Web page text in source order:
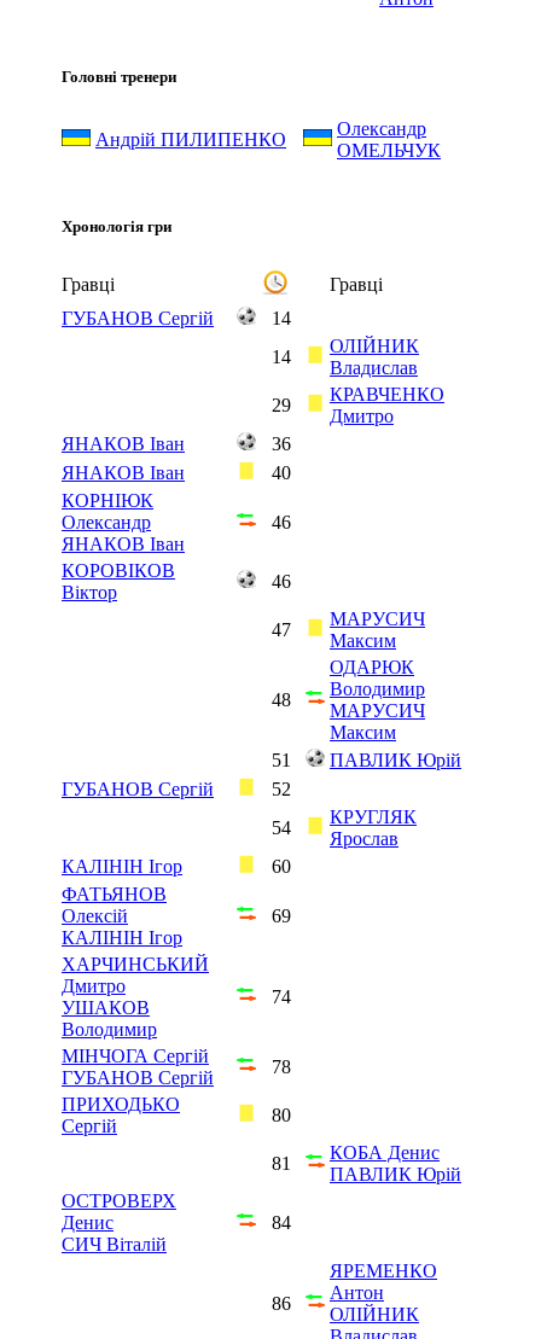
Головні тренери
Андрій ПИЛИПЕНКО
Олександр
ОМЕЛЬЧУК
Хронологія гри
Гравці
Гравці
ГУБАНОВ Сергій
14
14
ОЛІЙНИК
Владислав
29
КРАВЧЕНКО
Дмитро
ЯНАКОВ Іван
36
ЯНАКОВ Іван
40
КОРНІЮК
Олександр
ЯНАКОВ Іван
46
КОРОВІКОВ
Віктор
46
47
МАРУСИЧ
Максим
48
ОДАРЮК
Володимир
МАРУСИЧ
Максим
51
ПАВЛИК Юрій
ГУБАНОВ Сергій
52
54
КРУГЛЯК
Ярослав
КАЛІНІН Ігор
60
ФАТЬЯНОВ
Олексій
КАЛІНІН Ігор
69
ХАРЧИНСЬКИЙ
Дмитро
УШАКОВ
Володимир
74
МІНЧОГА Сергій
ГУБАНОВ Сергій
78
ПРИХОДЬКО
Сергій
80
81
КОБА Денис
ПАВЛИК Юрій
ОСТРОВЕРХ
Денис
СИЧ Віталій
84
86
ЯРЕМЕНКО
Антон
ОЛІЙНИК